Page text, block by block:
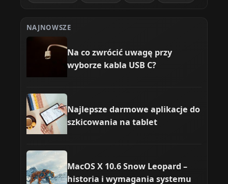
NAJNOWSZE
Na co zwrócić uwagę przy
wyborze kabla USB C?
Najlepsze darmowe aplikacje do
szkicowania na tablet
MacOS X 10.6 Snow Leopard –
historia i wymagania systemu